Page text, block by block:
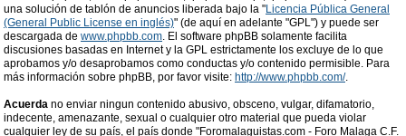
una solución de tablón de anuncios liberada bajo la "Licencia Pública General
(General Public License en inglés)" (de aquí en adelante "GPL") y puede ser
descargada de www.phpbb.com. El software phpBB solamente facilita
discusiones basadas en Internet y la GPL estrictamente los excluye de lo que
aprobamos y/o desaprobamos como conductas y/o contenido permisible. Para
más información sobre phpBB, por favor visite: http://www.phpbb.com/.
Acuerda no enviar ningun contenido abusivo, obsceno, vulgar, difamatorio,
indecente, amenazante, sexual o cualquier otro material que pueda violar
cualquier ley de su país, el país donde "Foromalaguistas.com - Foro Malaga C.F.